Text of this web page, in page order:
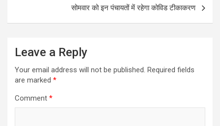
सोमवार को इन पंचायतों में रहेगा कोविड टीकाकरण
Leave a Reply
Your email address will not be published. Required fields
are marked *
Comment *